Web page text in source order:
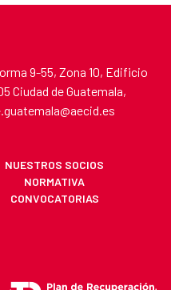
9-55, Zona 10, Edificio
Ciudad de Guatemala,
NUESTROS SOCIOS
NORMATIVA
CONVOCATORIAS